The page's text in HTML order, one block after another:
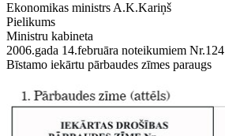
Ekonomikas ministrs A.K.Kariņš
Pielikums
Ministru kabineta
2006.gada 14.februāra noteikumiem Nr.124
Bīstamo iekārtu pārbaudes zīmes paraugs